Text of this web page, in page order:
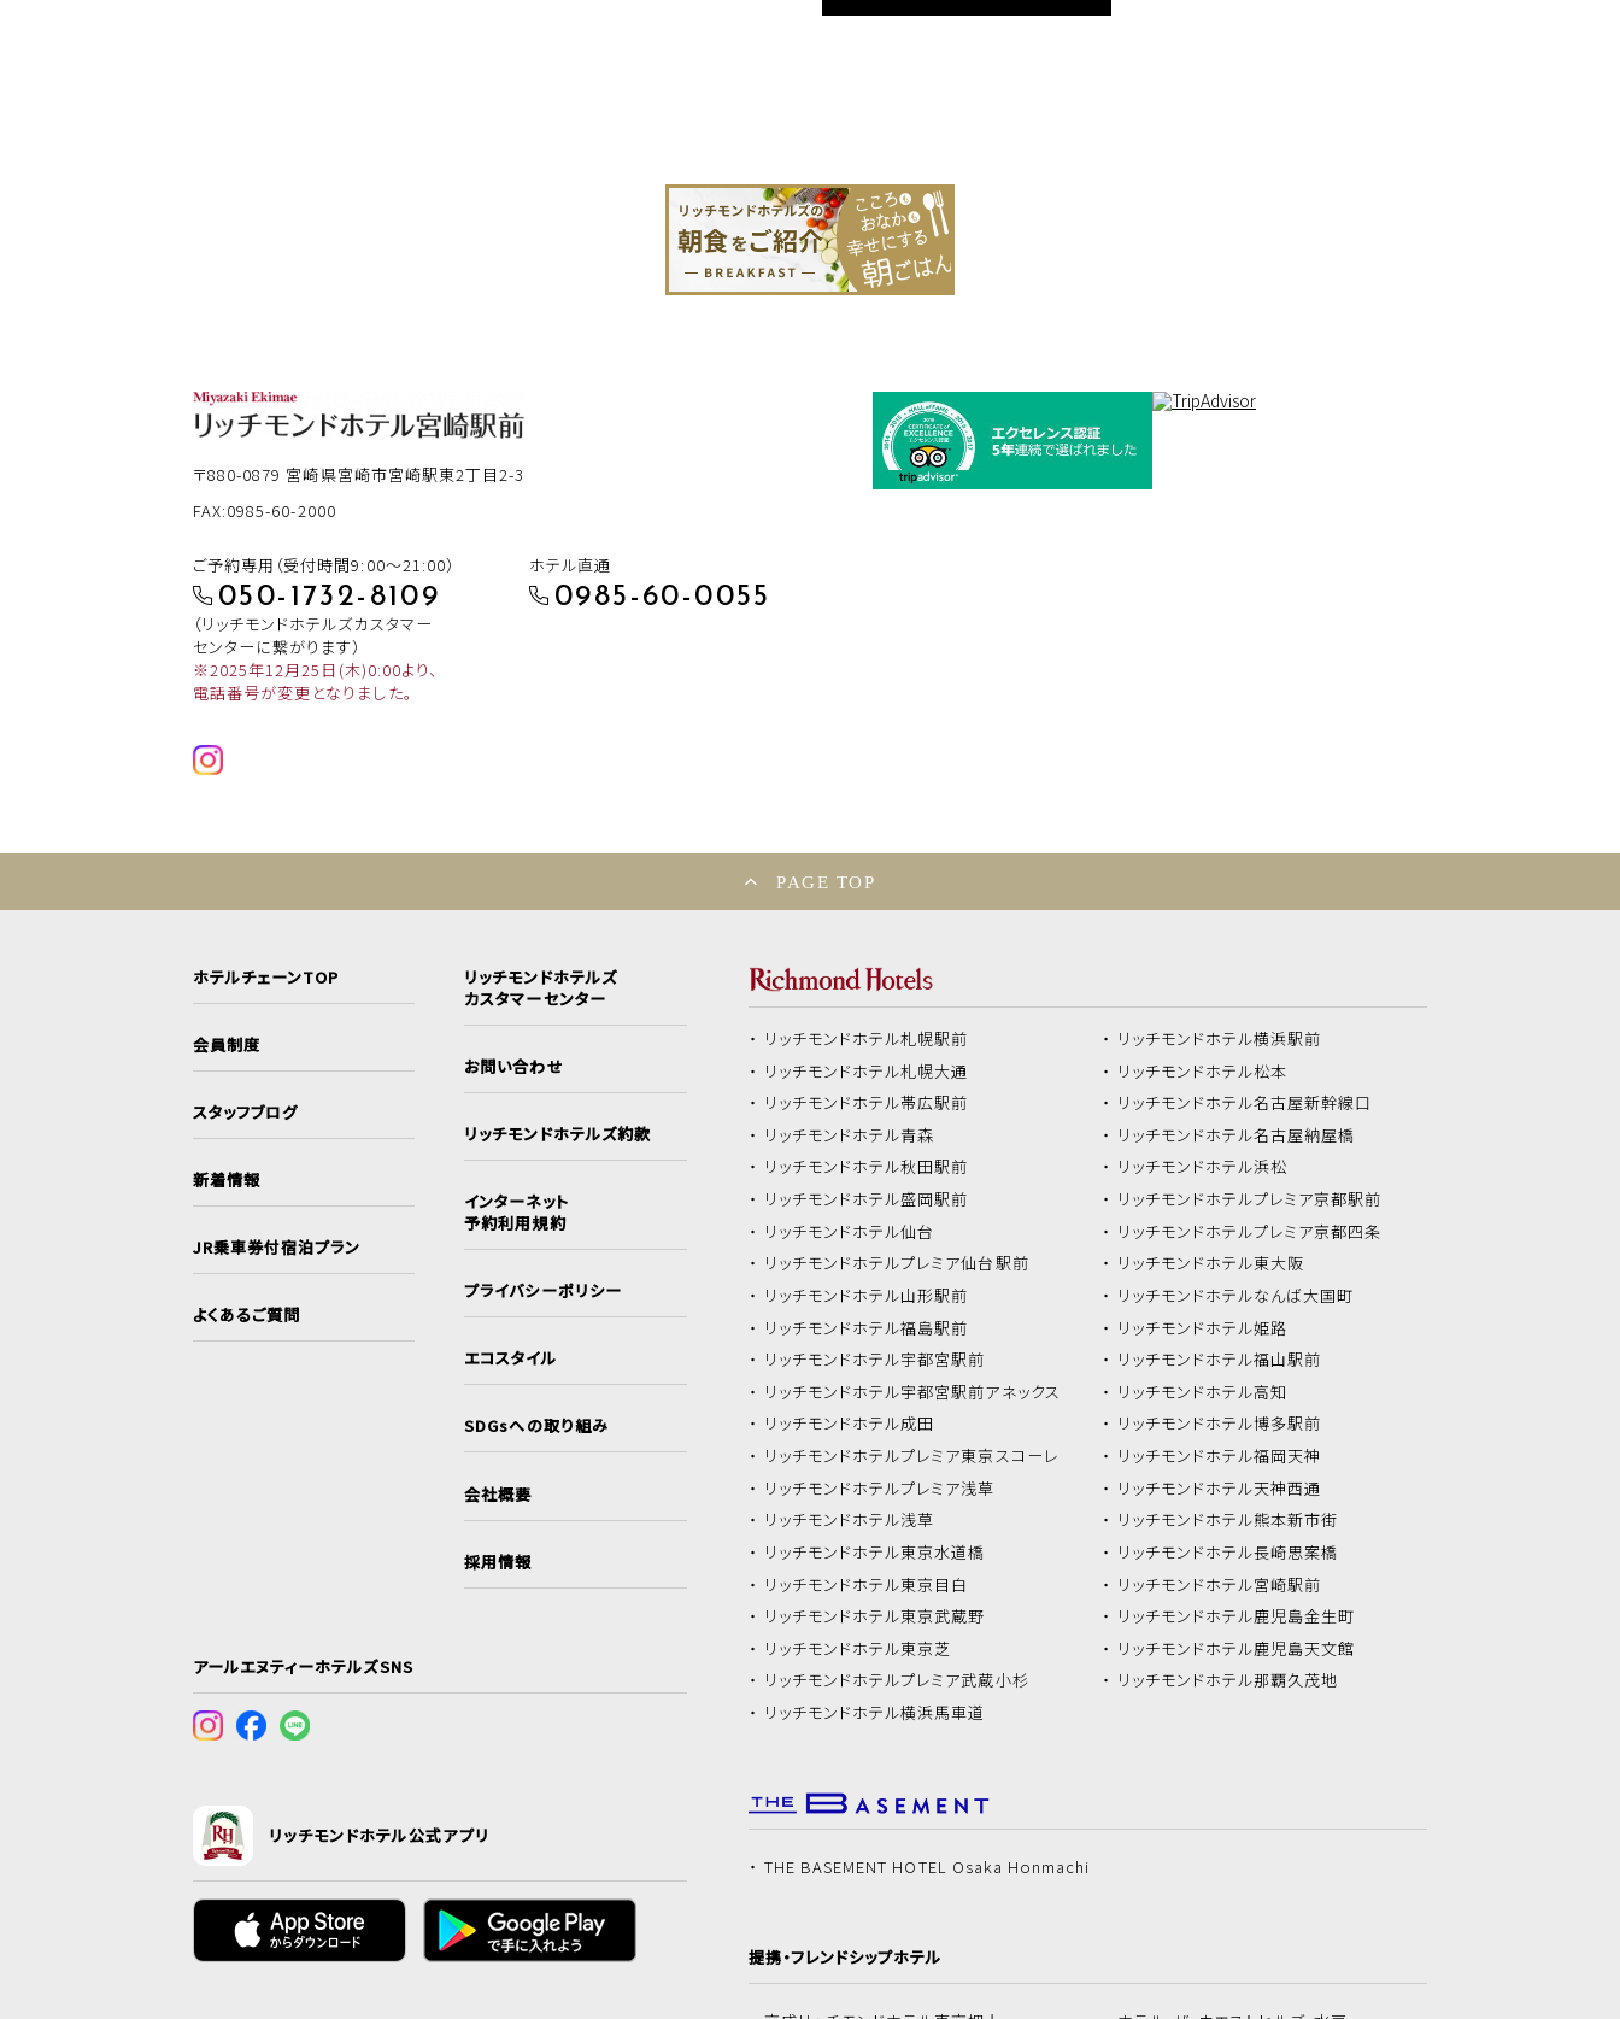
〒880-0879 宮崎県宮崎市宮崎駅東2丁目2-3
FAX:0985-60-2000
ご予約専用（受付時間9:00～21:00）
050-1732-8109
（リッチモンドホテルズカスタマー
センターに繋がります）
※2025年12月25日(木)0:00より、
電話番号が変更となりました。
ホテル直通
0985-60-0055
PAGE TOP
ホテルチェーンTOP
会員制度
スタッフブログ
新着情報
JR乗車券付宿泊プラン
よくあるご質問
リッチモンドホテルズ
カスタマーセンター
お問い合わせ
リッチモンドホテルズ約款
インターネット
予約利用規約
プライバシーポリシー
エコスタイル
SDGsへの取り組み
会社概要
採用情報
アールエヌティーホテルズSNS
リッチモンドホテル公式アプリ
リッチモンドホテル札幌駅前
リッチモンドホテル札幌大通
リッチモンドホテル帯広駅前
リッチモンドホテル青森
リッチモンドホテル秋田駅前
リッチモンドホテル盛岡駅前
リッチモンドホテル仙台
リッチモンドホテルプレミア仙台駅前
リッチモンドホテル山形駅前
リッチモンドホテル福島駅前
リッチモンドホテル宇都宮駅前
リッチモンドホテル宇都宮駅前アネックス
リッチモンドホテル成田
リッチモンドホテルプレミア東京スコーレ
リッチモンドホテルプレミア浅草
リッチモンドホテル浅草
リッチモンドホテル東京水道橋
リッチモンドホテル東京目白
リッチモンドホテル東京武蔵野
リッチモンドホテル東京芝
リッチモンドホテルプレミア武蔵小杉
リッチモンドホテル横浜馬車道
リッチモンドホテル横浜駅前
リッチモンドホテル松本
リッチモンドホテル名古屋新幹線口
リッチモンドホテル名古屋納屋橋
リッチモンドホテル浜松
リッチモンドホテルプレミア京都駅前
リッチモンドホテルプレミア京都四条
リッチモンドホテル東大阪
リッチモンドホテルなんば大国町
リッチモンドホテル姫路
リッチモンドホテル福山駅前
リッチモンドホテル高知
リッチモンドホテル博多駅前
リッチモンドホテル福岡天神
リッチモンドホテル天神西通
リッチモンドホテル熊本新市街
リッチモンドホテル長崎思案橋
リッチモンドホテル宮崎駅前
リッチモンドホテル鹿児島金生町
リッチモンドホテル鹿児島天文館
リッチモンドホテル那覇久茂地
THE BASEMENT HOTEL Osaka Honmachi
提携・フレンドシップホテル